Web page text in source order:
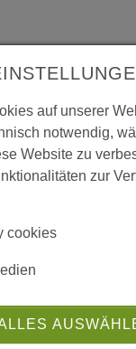
"Südpark"
nach § 42, §
OHANA
auf unserer
notwendig,
Website zu
zur
cookies